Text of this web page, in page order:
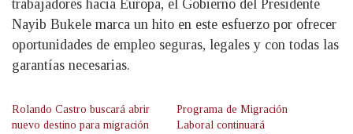
trabajadores hacia Europa, el Gobierno del Presidente
Nayib Bukele marca un hito en este esfuerzo por ofrecer
oportunidades de empleo seguras, legales y con todas las
garantías necesarias.
Rolando Castro buscará abrir
nuevo destino para migración
Programa de Migración
Laboral continuará